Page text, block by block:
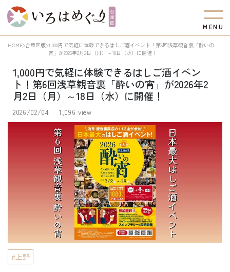
M EN U
HOME 台東区版 1,000円で気軽に体験できるはしご酒イベント！第6回浅草観音裏「酔いの
宵」が2026年2月2日（月）～18日（水）に開催！
1,000円で気軽に体験できるはしご酒イベン
ト！第6回浅草観音裏「酔いの宵」が2026年2
月2日（月）～18日（水）に開催！
2026/02/04 1,096 view
上野